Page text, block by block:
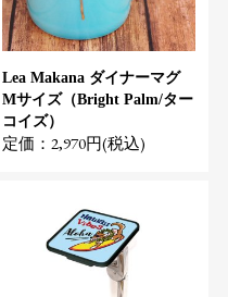
Lea Makana ダイナーマグ
Mサイズ（Bright Palm/ター
コイズ）
定価：2,970円(税込)